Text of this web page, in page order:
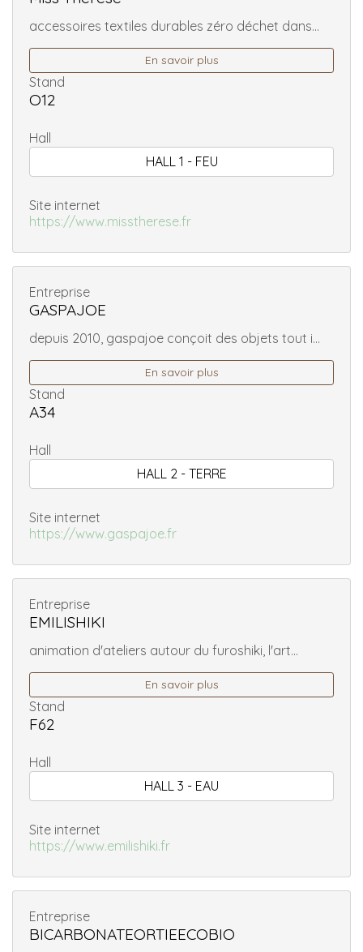
accessoires textiles durables zéro déchet dans...
En savoir plus
Stand
O12
Hall
HALL 1 - FEU
Site internet
https://www.misstherese.fr
Entreprise
GASPAJOE
depuis 2010, gaspajoe conçoit des objets tout i...
En savoir plus
Stand
A34
Hall
HALL 2 - TERRE
Site internet
https://www.gaspajoe.fr
Entreprise
EMILISHIKI
animation d'ateliers autour du furoshiki, l'art...
En savoir plus
Stand
F62
Hall
HALL 3 - EAU
Site internet
https://www.emilishiki.fr
Entreprise
BICARBONATEORTIEECOBIO